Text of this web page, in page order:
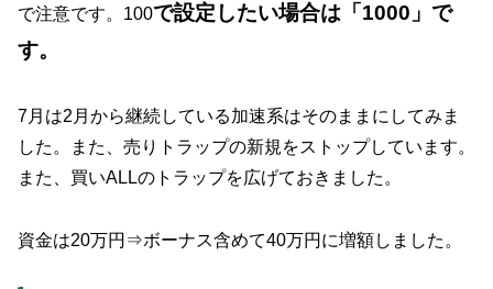
で注意です。100で設定したい場合は「1000」で
す。
7月は2月から継続している加速系はそのままにしてみま
した。また、売りトラップの新規をストップしています。
また、買いALLのトラップを広げておきました。
資金は20万円⇒ボーナス含めて40万円に増額しました。